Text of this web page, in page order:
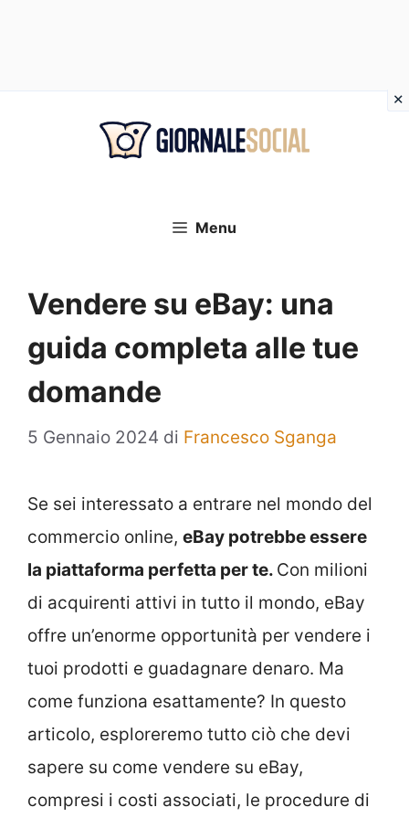
Menu
Vendere su eBay: una
guida completa alle tue
domande
5 Gennaio 2024 di Francesco Sganga
Se sei interessato a entrare nel mondo del
commercio online, eBay potrebbe essere
la piattaforma perfetta per te. Con milioni
di acquirenti attivi in tutto il mondo, eBay
offre un’enorme opportunità per vendere i
tuoi prodotti e guadagnare denaro. Ma
come funziona esattamente? In questo
articolo, esploreremo tutto ciò che devi
sapere su come vendere su eBay,
compresi i costi associati, le procedure di